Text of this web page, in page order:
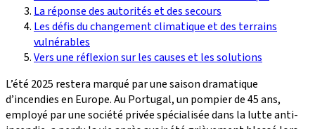
La réponse des autorités et des secours
Les défis du changement climatique et des terrains
vulnérables
Vers une réflexion sur les causes et les solutions
L’été 2025 restera marqué par une saison dramatique
d’incendies en Europe. Au Portugal, un pompier de 45 ans,
employé par une société privée spécialisée dans la lutte anti-